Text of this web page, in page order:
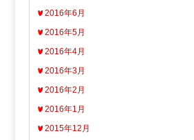
2016年6月
2016年5月
2016年4月
2016年3月
2016年2月
2016年1月
2015年12月